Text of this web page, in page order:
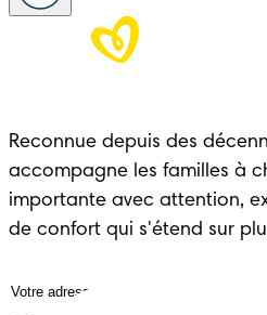
Reconnue depuis des
accompagne les familles à
importante avec attention,
de confort qui s'étend sur